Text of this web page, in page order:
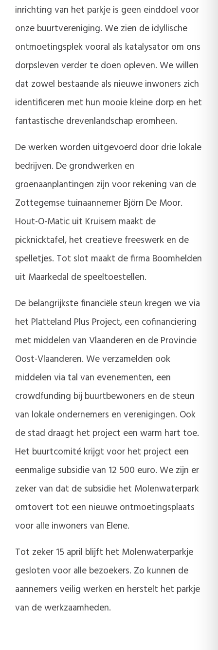
inrichting van het parkje is geen einddoel voor
onze buurtvereniging. We zien de idyllische
ontmoetingsplek vooral als katalysator om ons
dorpsleven verder te doen opleven. We willen
dat zowel bestaande als nieuwe inwoners zich
identificeren met hun mooie kleine dorp en het
fantastische drevenlandschap eromheen.
De werken worden uitgevoerd door drie lokale
bedrijven. De grondwerken en
groenaanplantingen zijn voor rekening van de
Zottegemse tuinaannemer Björn De Moor.
Hout-O-Matic uit Kruisem maakt de
picknicktafel, het creatieve freeswerk en de
spelletjes. Tot slot maakt de firma Boomhelden
uit Maarkedal de speeltoestellen.
De belangrijkste financiële steun kregen we via
het Platteland Plus Project, een cofinanciering
met middelen van Vlaanderen en de Provincie
Oost-Vlaanderen. We verzamelden ook
middelen via tal van evenementen, een
crowdfunding bij buurtbewoners en de steun
van lokale ondernemers en verenigingen. Ook
de stad draagt het project een warm hart toe.
Het buurtcomité krijgt voor het project een
eenmalige subsidie van 12 500 euro. We zijn er
zeker van dat de subsidie het Molenwaterpark
omtovert tot een nieuwe ontmoetingsplaats
voor alle inwoners van Elene.
Tot zeker 15 april blijft het Molenwaterparkje
gesloten voor alle bezoekers. Zo kunnen de
aannemers veilig werken en herstelt het parkje
van de werkzaamheden.